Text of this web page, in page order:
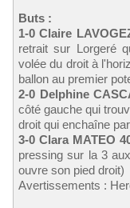
Buts :
1-0 Claire
retrait sur Lorgeré
volée du droit à
ballon au premier
2-0 Delphine
côté gauche qui
droit qui enchaîne
3-0 Clara MATEO
pressing sur la 3
ouvre son pied droit)
Avertissements :